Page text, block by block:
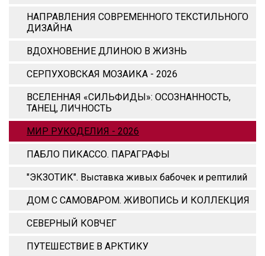
НАПРАВЛЕНИЯ СОВРЕМЕННОГО ТЕКСТИЛЬНОГО
ДИЗАЙНА
ВДОХНОВЕНИЕ ДЛИНОЮ В ЖИЗНЬ
СЕРПУХОВСКАЯ МОЗАИКА - 2026
ВСЕЛЕННАЯ «СИЛЬФИДЫ»: ОСОЗНАННОСТЬ,
ТАНЕЦ, ЛИЧНОСТЬ
МИР РУКОДЕЛИЯ - 2026
ПАБЛО ПИКАССО. ПАРАГРАФЫ
"ЭКЗОТИК". Выставка живых бабочек и рептилий
ДОМ С САМОВАРОМ. ЖИВОПИСЬ И КОЛЛЕКЦИЯ
СЕВЕРНЫЙ КОВЧЕГ
ПУТЕШЕСТВИЕ В АРКТИКУ